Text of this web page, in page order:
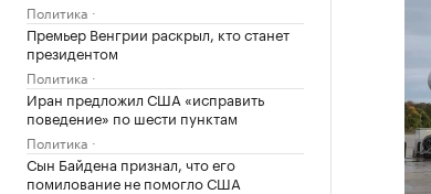
Политика
Премьер Венгрии раскрыл, кто станет
президентом
Политика
Иран предложил США «исправить
поведение» по шести пунктам
Политика
Сын Байдена признал, что его
помилование не помогло США